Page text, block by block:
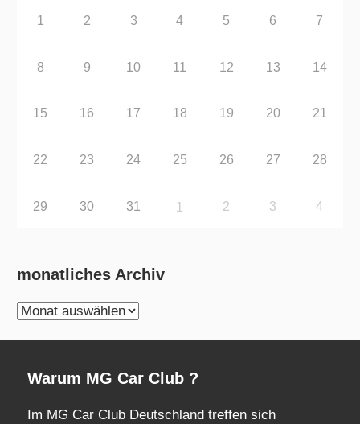
1 2 3 4 5 6 7
8 9 10 11 12 13 14
15 16 17 18 19 20 21
22 23 24 25 26 27 28
29 30 31 1 2 3 4
monatliches Archiv
monatliches
Warum MG Car Club ?
Im MG Car Club Deutschland treffen sich